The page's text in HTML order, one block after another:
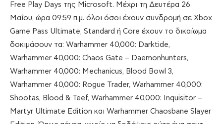
Free Play Days της Microsoft. Μέχρι τη Δευτέρα 26
Μαΐου, ώρα 09:59 π.μ. όλοι όσοι έχουν συνδρομή σε Xbox
Game Pass Ultimate, Standard ή Core έχουν το δικαίωμα
δοκιμάσουν τα: Warhammer 40,000: Darktide,
Warhammer 40,000: Chaos Gate – Daemonhunters,
Warhammer 40,000: Mechanicus, Blood Bowl 3,
Warhammer 40,000: Rogue Trader, Warhammer 40,000:
Shootas, Blood & Teef, Warhammer 40,000: Inquisitor –
Martyr Ultimate Edition και Warhammer Chaosbane Slayer